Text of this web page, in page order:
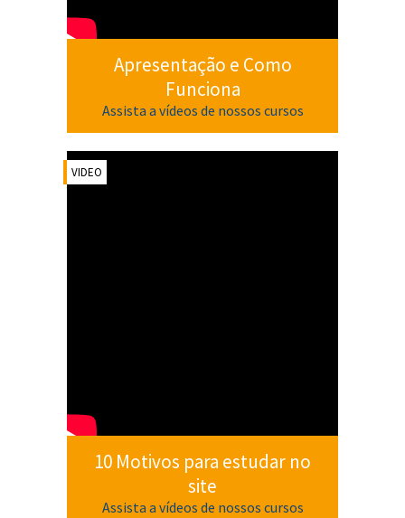
Apresentação e Como
Funciona
Assista a vídeos de nossos cursos
VIDEO
10 Motivos para estudar no
site
Assista a vídeos de nossos cursos